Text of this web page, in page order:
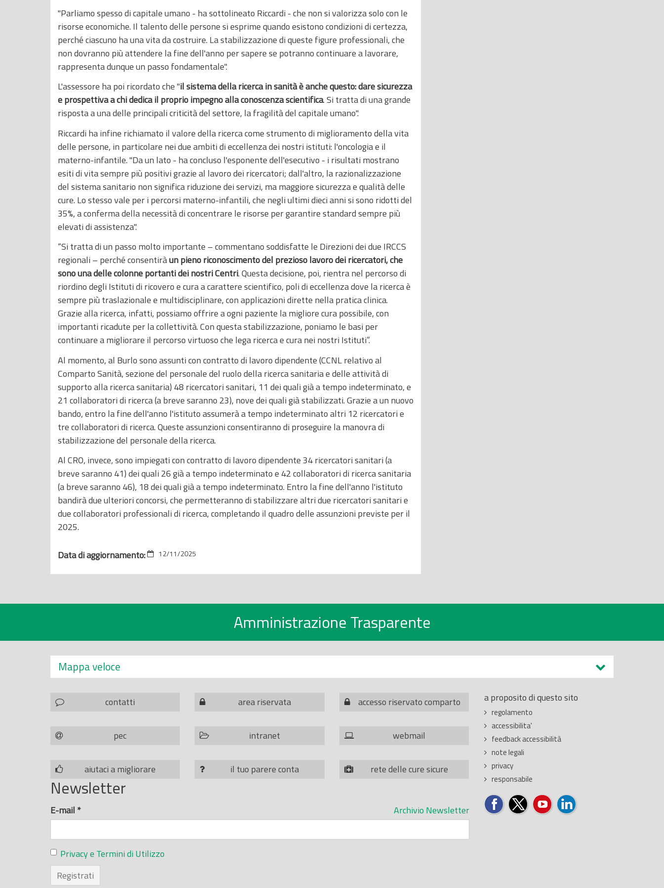
"Parliamo spesso di capitale umano - ha sottolineato Riccardi - che non si valorizza solo con le
risorse economiche. Il talento delle persone si esprime quando esistono condizioni di certezza,
perché ciascuno ha una vita da costruire. La stabilizzazione di queste figure professionali, che
non dovranno più attendere la fine dell'anno per sapere se potranno continuare a lavorare,
rappresenta dunque un passo fondamentale".
L'assessore ha poi ricordato che "il sistema della ricerca in sanità è anche questo: dare sicurezza
e prospettiva a chi dedica il proprio impegno alla conoscenza scientifica. Si tratta di una grande
risposta a una delle principali criticità del settore, la fragilità del capitale umano".
Riccardi ha infine richiamato il valore della ricerca come strumento di miglioramento della vita
delle persone, in particolare nei due ambiti di eccellenza dei nostri istituti: l'oncologia e il
materno-infantile. "Da un lato - ha concluso l'esponente dell'esecutivo - i risultati mostrano
esiti di vita sempre più positivi grazie al lavoro dei ricercatori; dall'altro, la razionalizzazione
del sistema sanitario non significa riduzione dei servizi, ma maggiore sicurezza e qualità delle
cure. Lo stesso vale per i percorsi materno-infantili, che negli ultimi dieci anni si sono ridotti del
35%, a conferma della necessità di concentrare le risorse per garantire standard sempre più
elevati di assistenza".
“Si tratta di un passo molto importante – commentano soddisfatte le Direzioni dei due IRCCS
regionali – perché consentiràun pieno riconoscimento del prezioso lavoro dei ricercatori, che
sono una delle colonne portanti dei nostri Centri. Questa decisione, poi, rientra nel percorso di
riordino degli Istituti di ricovero e cura a carattere scientifico, poli di eccellenza dove la ricerca è
sempre più traslazionale e multidisciplinare, con applicazioni dirette nella pratica clinica.
Grazie alla ricerca, infatti, possiamo offrire a ogni paziente la migliore cura possibile, con
importanti ricadute per la collettività. Con questa stabilizzazione, poniamo le basi per
continuare a migliorare il percorso virtuoso che lega ricerca e cura nei nostri Istituti”.
Al momento, al Burlo sono assunti con contratto di lavoro dipendente (CCNL relativo al
Comparto Sanità, sezione del personale del ruolo della ricerca sanitaria e delle attività di
supporto alla ricerca sanitaria) 48 ricercatori sanitari, 11 dei quali già a tempo indeterminato, e
21 collaboratori di ricerca (a breve saranno 23), nove dei quali già stabilizzati. Grazie a un nuovo
bando, entro la fine dell'anno l'istituto assumerà a tempo indeterminato altri 12 ricercatori e
tre collaboratori di ricerca. Queste assunzioni consentiranno di proseguire la manovra di
stabilizzazione del personale della ricerca.
Al CRO, invece, sono impiegati con contratto di lavoro dipendente 34 ricercatori sanitari (a
breve saranno 41) dei quali 26 già a tempo indeterminato e 42 collaboratori di ricerca sanitaria
(a breve saranno 46), 18 dei quali già a tempo indeterminato. Entro la fine dell'anno l'istituto
bandirà due ulteriori concorsi, che permetteranno di stabilizzare altri due ricercatori sanitari e
due collaboratori professionali di ricerca, completando il quadro delle assunzioni previste per il
2025.
Data di aggiornamento: 12/11/2025
Amministrazione Trasparente
Mappa veloce
contatti area riservata accesso riservato comparto
pec intranet webmail
aiutaci a migliorare il tuo parere conta rete delle cure sicure
a proposito di questo sito
regolamento
accessibilita'
feedback accessibilità
note legali
privacy
responsabile
Newsletter
Archivio Newsletter
E-mail *
Privacy e Termini di Utilizzo
Registrati